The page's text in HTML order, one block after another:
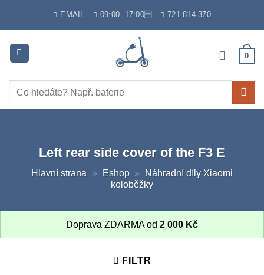
EMAIL 09:00 -17:00 721 814 370
0
Hledat:
Left rear side cover of the F3 E
Hlavní strana » Eshop »
Náhradní díly Xiaomi
koloběžky
Doprava ZDARMA od 2 000 Kč
FILTR